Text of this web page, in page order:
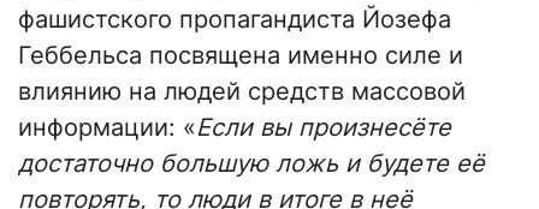
фашистского пропагандиста Йозефа
Геббельса посвящена именно силе и
влиянию на людей средств массовой
информации: «Если вы произнесёте
достаточно большую ложь и будете её
повторять, то люди в итоге в неё